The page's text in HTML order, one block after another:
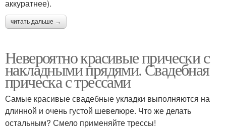
аккуратнее).
читать дальше →
Невероятно красивые прически с
накладными прядями. Свадебная
прическа с трессами
Самые красивые свадебные укладки выполняются на
длинной и очень густой шевелюре. Что же делать
остальным? Смело применяйте трессы!